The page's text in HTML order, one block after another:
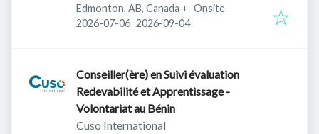
Edmonton, AB, Canada + Onsite
Published:
2026-07-06 Expires:
2026-09-04
Conseiller(ère) en Suivi évaluation
Redevabilité et Apprentissage -
Volontariat au Bénin
Cuso International